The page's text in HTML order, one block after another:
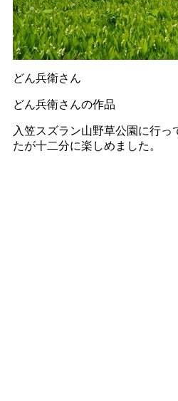
どん兵衛さん
どん兵衛さんの作品
入笠スズラン山野草公園に行
たが十二分に楽しめました。